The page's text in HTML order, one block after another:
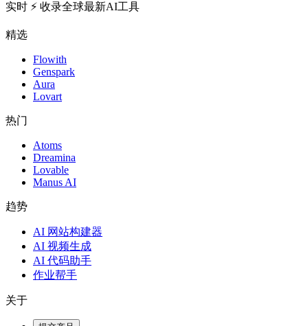
实时 ⚡️ 收录全球最新AI工具
精选
Flowith
Genspark
Aura
Lovart
热门
Atoms
Dreamina
Lovable
Manus AI
趋势
AI 网站构建器
AI 视频生成
AI 代码助手
作业帮手
关于